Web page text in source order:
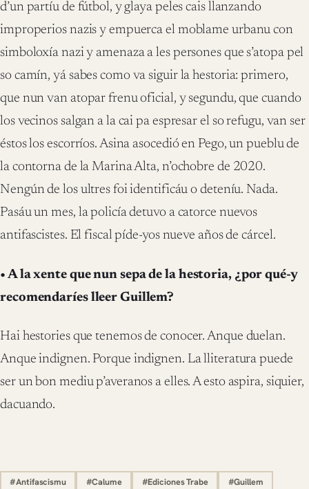
d’un partíu de fútbol, y glaya peles cais llanzando
improperios nazis y empuerca el moblame urbanu con
simboloxía nazi y amenaza a les persones que s’atopa pel
so camín, yá sabes como va siguir la hestoria: primero,
que nun van atopar frenu oficial, y segundu, que cuando
los vecinos salgan a la cai pa espresar el so refugu, van ser
éstos los escorríos. Asina asocedió en Pego, un pueblu de
la contorna de la Marina Alta, n’ochobre de 2020.
Nengún de los ultres foi identificáu o deteníu. Nada.
Pasáu un mes, la policía detuvo a catorce nuevos
antifascistes. El fiscal píde-yos nueve años de cárcel.
• A la xente que nun sepa de la hestoria, ¿por qué-y
recomendaríes lleer Guillem?
Hai hestories que tenemos de conocer. Anque duelan.
Anque indignen. Porque indignen. La lliteratura puede
ser un bon mediu p’averanos a elles. A esto aspira, siquier,
dacuando.
#Antifascismu #Calume #Ediciones Trabe #Guillem